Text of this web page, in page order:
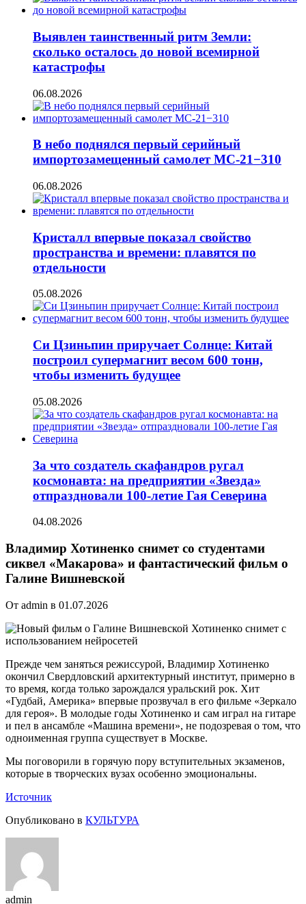
Выявлен таинственный ритм Земли:
сколько осталось до новой всемирной
катастрофы
06.08.2026
В небо поднялся первый серийный
импортозамещенный самолет МС-21−310
06.08.2026
Кристалл впервые показал свойство
пространства и времени: плавятся по
отдельности
05.08.2026
Си Цзиньпин приручает Солнце: Китай
построил супермагнит весом 600 тонн,
чтобы изменить будущее
05.08.2026
За что создатель скафандров ругал
космонавта: на предприятии «Звезда»
отпраздновали 100-летие Гая Северина
04.08.2026
Владимир Хотиненко снимет со студентами
сиквел «Макарова» и фантастический фильм о
Галине Вишневской
От admin в 01.07.2026
Прежде чем заняться режиссурой, Владимир Хотиненко
окончил Свердловский архитектурный институт, примерно в
то время, когда только зарождался уральский рок. Хит
«Гудбай, Америка» впервые прозвучал в его фильме «Зеркало
для героя». В молодые годы Хотиненко и сам играл на гитаре
и пел в ансамбле «Машина времени», не подозревая о том, что
одноименная группа существует в Москве.
Мы поговорили в горячую пору вступительных экзаменов,
которые в творческих вузах особенно эмоциональны.
Источник
Опубликовано в КУЛЬТУРА
admin